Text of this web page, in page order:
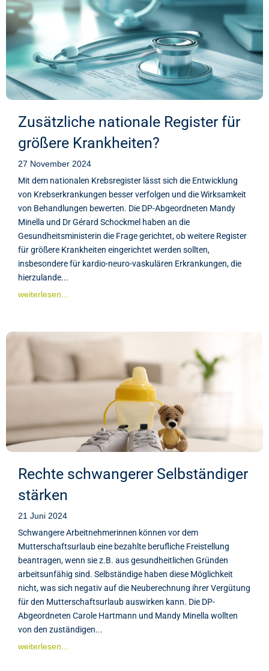
Zusätzliche nationale Register für
größere Krankheiten?
27 November 2024
Mit dem nationalen Krebsregister lässt sich die Entwicklung
von Krebserkrankungen besser verfolgen und die Wirksamkeit
von Behandlungen bewerten. Die DP-Abgeordneten Mandy
Minella und Dr Gérard Schockmel haben an die
Gesundheitsministerin die Frage gerichtet, ob weitere Register
für größere Krankheiten eingerichtet werden sollten,
insbesondere für kardio-neuro-vaskulären Erkrankungen, die
hierzulande...
weiterlesen...
Rechte schwangerer Selbständiger
stärken
21 Juni 2024
Schwangere Arbeitnehmerinnen können vor dem
Mutterschaftsurlaub eine bezahlte berufliche Freistellung
beantragen, wenn sie z.B. aus gesundheitlichen Gründen
arbeitsunfähig sind. Selbständige haben diese Möglichkeit
nicht, was sich negativ auf die Neuberechnung ihrer Vergütung
für den Mutterschaftsurlaub auswirken kann. Die DP-
Abgeordneten Carole Hartmann und Mandy Minella wollten
von den zuständigen...
weiterlesen...